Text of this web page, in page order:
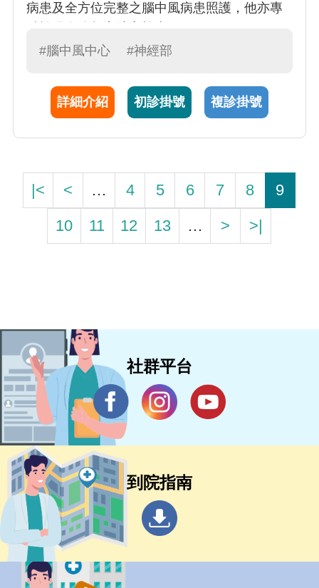
病患及全方位完整之腦中風病患照護，他亦專
#腦中風中心
#神經部
詳細介紹 初診掛號 複診掛號
|< < … 4 5 6 7 8
9
10
11 12 13 … > >|
社群平台
到院指南